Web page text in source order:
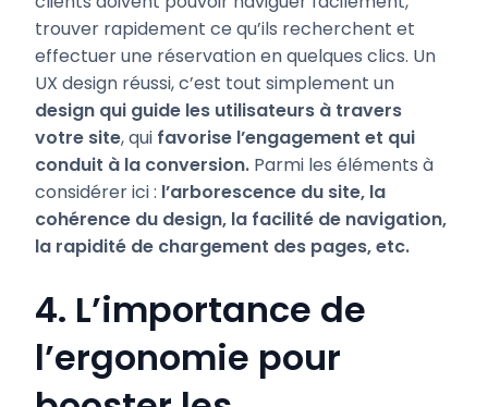
trouver rapidement ce qu’ils recherchent et
effectuer une réservation en quelques clics. Un
UX design réussi, c’est tout simplement un
design qui guide les utilisateurs à travers
votre site, qui favorise l’engagement et qui
conduit à la conversion. Parmi les éléments à
considérer ici : l’arborescence du site, la
cohérence du design, la facilité de navigation,
la rapidité de chargement des pages, etc.
4. L’importance de
l’ergonomie pour